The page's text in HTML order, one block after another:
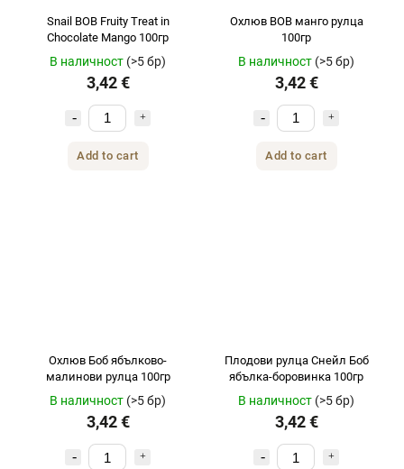
Snail BOB Fruity Treat in
Chocolate Mango 100гр
В наличност (>5 бр)
3,42 €
Add to cart
Охлюв BOB манго рулца
100гр
В наличност (>5 бр)
3,42 €
Add to cart
Охлюв Боб ябълково-
малинови рулца 100гр
В наличност (>5 бр)
3,42 €
Плодови рулца Снейл Боб
ябълка-боровинка 100гр
В наличност (>5 бр)
3,42 €